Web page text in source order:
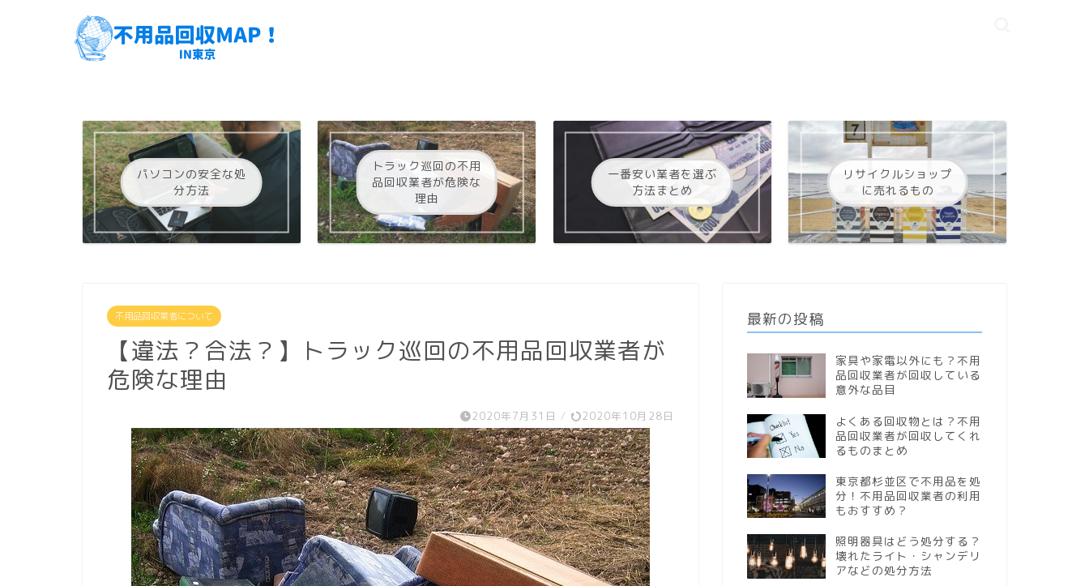
パソコンの安全な処
分方法
トラック巡回の不用
品回収業者が危険な
理由
一番安い業者を選ぶ
方法まとめ
リサイクルショップ
に売れるもの
不用品回収業者について
【違法？合法？】トラック巡回の不用品回収業者が
危険な理由
2020年7月31日 / 2020年10月28日
最新の投稿
家具や家電以外にも？不用
品回収業者が回収している
意外な品目
よくある回収物とは？不用
品回収業者が回収してくれ
るものまとめ
東京都杉並区で不用品を処
分！不用品回収業者の利用
もおすすめ？
照明器具はどう処分する？
壊れたライト・シャンデリ
アなどの処分方法